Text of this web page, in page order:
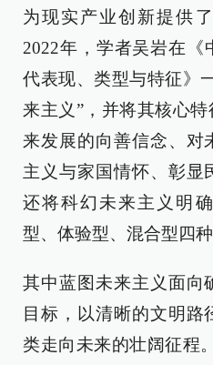
为现实产业创新提供
2022年，学者吴岩在
代表现、类型与特征》
来主义”，并将其核心
来发展的向善信念、对
主义与家国情怀、彰显
还将科幻未来主义明
型、体验型、混合型四种
其中蓝图未来主义面向
目标，以清晰的文明路
类走向未来的壮阔征程